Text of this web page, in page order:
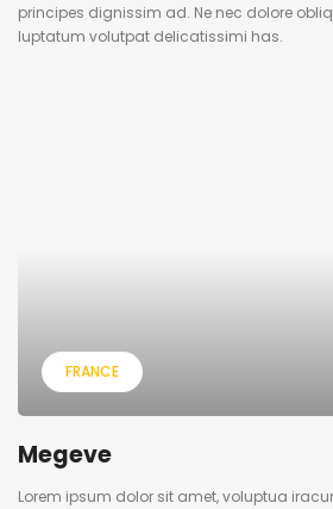
principes dignissim ad. Ne nec dolore
luptatum volutpat delicatissimi has.
FRANCE
Megeve
Lorem ipsum dolor sit amet, voluptua